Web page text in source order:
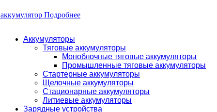
аккумулятор Подробнее
Аккумуляторы
Тяговые аккумуляторы
Моноблочные тяговые аккумуляторы
Промышленные тяговые аккумуляторы
Стартерные аккумуляторы
Щелочные аккумуляторы
Стационарные аккумуляторы
Литиевые аккумуляторы
Зарядные устройства